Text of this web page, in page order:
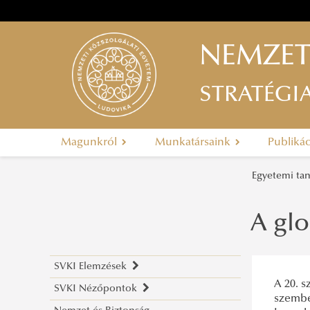
Magunkról Munkatársaink
Egyetemi
SVKI Elemzések
NKE Stratégiai Védelmi
SVKI Nézőpontok
A
A 20.